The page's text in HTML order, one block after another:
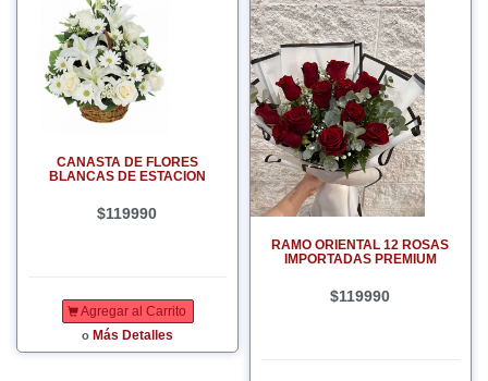
CANASTA DE FLORES
BLANCAS DE ESTACION
$119990
Agregar al Carrito
o Más Detalles
RAMO ORIENTAL 12 ROSAS
IMPORTADAS PREMIUM
$119990